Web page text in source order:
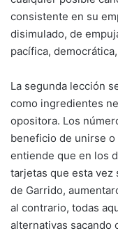
consistente en su
disimulado, de
pacífica,
La segunda lección
como ingredientes
opositora. Los
beneficio de unirse
entiende que en los
tarjetas que esta vez
de Garrido,
al contrario, todas
alternativas sacando